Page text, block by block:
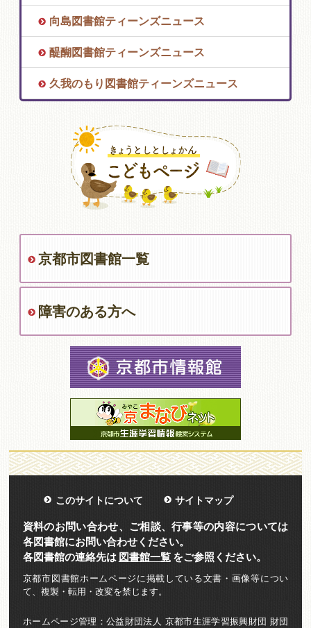
向島図書館ティーンズニュース
醍醐図書館ティーンズニュース
久我のもり図書館ティーンズニュース
京都市図書館一覧
障害のある方へ
このサイトについて サイトマップ
資料のお問い合わせ、ご相談、行事等の内容については
各図書館にお問い合わせください。
各図書館の連絡先は 図書館一覧をご参照ください。
京都市図書館ホームページに掲載している文書・画像等につい
て、複製・転用・改変を禁じます。
ホームページ管理：公益財団法人 京都市生涯学習振興財団 財団